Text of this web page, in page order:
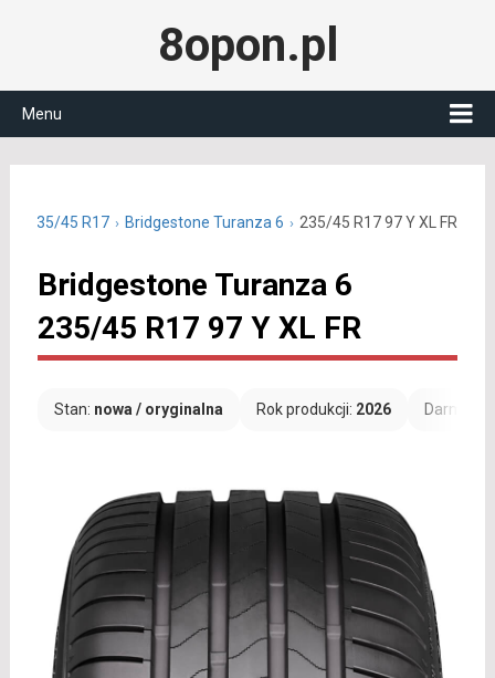
8opon.pl
Menu
235/45 R17 Bridgestone Turanza 6 235/45 R17 97 Y XL FR
Bridgestone Turanza 6
235/45 R17 97 Y XL FR
Stan: nowa / oryginalna Rok produkcji: 2026